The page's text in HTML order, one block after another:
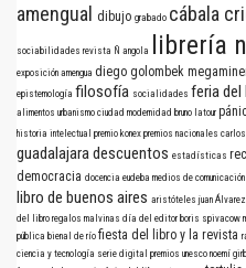
amengual
dibujo grabado cábala
sociabilidades revista Ñ angola librería
exposición amengua diego golombek
epistemología filosofía socialidades feria
alimentos urbanismo ciudad modernidad bruno latour
historia intelectual premio konex premios nacionales
guadalajaradescuentos estadísticas
democracia docencia eudeba medios de comunicación
libro de buenos aires aristóteles juan Álvarez
del libro regalos malvinas día del editor boris spivacow
pública bienal de río fiesta del libro y la revista
ciencia y tecnología serie digital premios unesco noemí